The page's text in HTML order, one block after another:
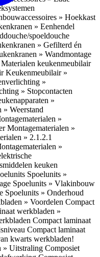
» Hoekkast
» Eenhendel
spoeldouche
» Gefilterd én
» Wandmontage
Materialen keukenmeubilair
Keukenmeubilair »
»
» Stopcontacten
»
» Weerstand
»
Montagematerialen »
» 2.1.2.1
»
keuken
Spoelunits »
Spoelunits » Vlakinbouw
Spoelunits » Onderhoud
» Voordelen Compact
werkbladen »
Compact laminaat
Compact laminaat
kwarts werkbladen!
» Uitstraling Composiet